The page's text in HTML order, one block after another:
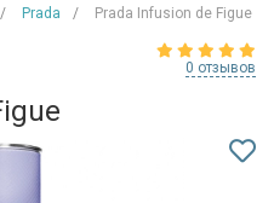
Prada Prada Infusion de Figue
0 отзывов